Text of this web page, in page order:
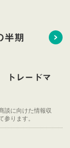
半期
トレードマ
談に向けた情報収
ります。